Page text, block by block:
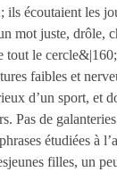
ils écoutaient les
mot juste, drôle,
tout le
faibles et
d’un sport, et
Pas de
étudiées à
filles, un